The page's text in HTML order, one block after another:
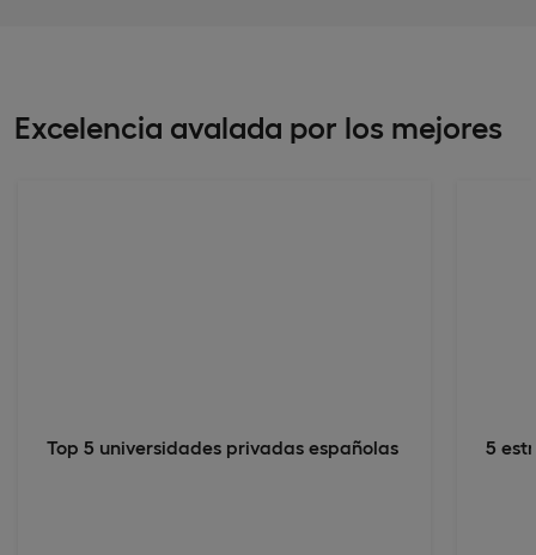
Excelencia avalada por los mejores
Top 5 universidades privadas españolas 5